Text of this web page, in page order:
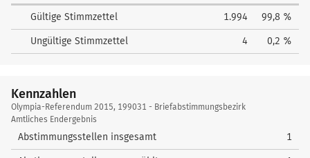
Gültige Stimmzettel 1.994 99,8 %
Ungültige Stimmzettel 4 0,2 %
Kennzahlen
Kennzahlen
Olympia-Referendum 2015, 199031 - Briefabstimmungsbezirk
Amtliches Endergebnis
Abstimmungsstellen insgesamt 1